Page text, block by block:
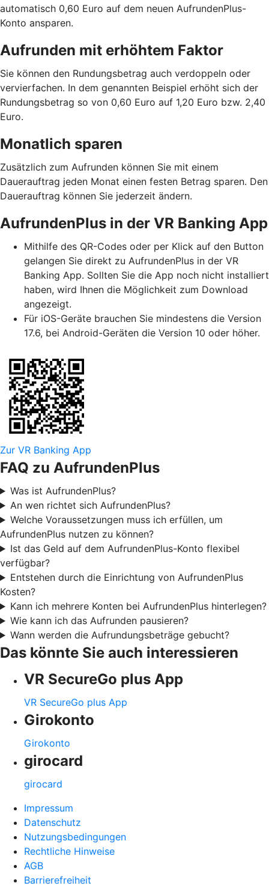
automatisch 0,60 Euro auf dem neuen AufrundenPlus-
Konto ansparen.
Aufrunden mit erhöhtem Faktor
Sie können den Rundungsbetrag auch verdoppeln oder
vervierfachen. In dem genannten Beispiel erhöht sich der
Rundungsbetrag so von 0,60 Euro auf 1,20 Euro bzw. 2,40
Euro.
Monatlich sparen
Zusätzlich zum Aufrunden können Sie mit einem
Dauerauftrag jeden Monat einen festen Betrag sparen. Den
Dauerauftrag können Sie jederzeit ändern.
AufrundenPlus in der VR Banking App
Mithilfe des QR-Codes oder per Klick auf den Button
gelangen Sie direkt zu AufrundenPlus in der VR
Banking App. Sollten Sie die App noch nicht installiert
haben, wird Ihnen die Möglichkeit zum Download
angezeigt.
Für iOS-Geräte brauchen Sie mindestens die Version
17.6, bei Android-Geräten die Version 10 oder höher.
Zur VR Banking App
FAQ zu AufrundenPlus
Was ist AufrundenPlus?
An wen richtet sich AufrundenPlus?
Welche Voraussetzungen muss ich erfüllen, um
AufrundenPlus nutzen zu können?
Ist das Geld auf dem AufrundenPlus-Konto flexibel
verfügbar?
Entstehen durch die Einrichtung von AufrundenPlus
Kosten?
Kann ich mehrere Konten bei AufrundenPlus hinterlegen?
Wie kann ich das Aufrunden pausieren?
Wann werden die Aufrundungsbeträge gebucht?
Das könnte Sie auch interessieren
VR SecureGo plus App
VR SecureGo plus App
Girokonto
Girokonto
girocard
girocard
Impressum
Datenschutz
Nutzungsbedingungen
Rechtliche Hinweise
AGB
Barrierefreiheit